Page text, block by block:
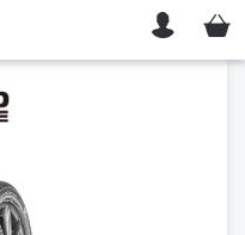
Mon